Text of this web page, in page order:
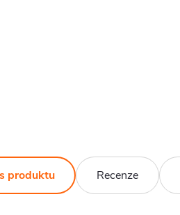
produktu Recenze